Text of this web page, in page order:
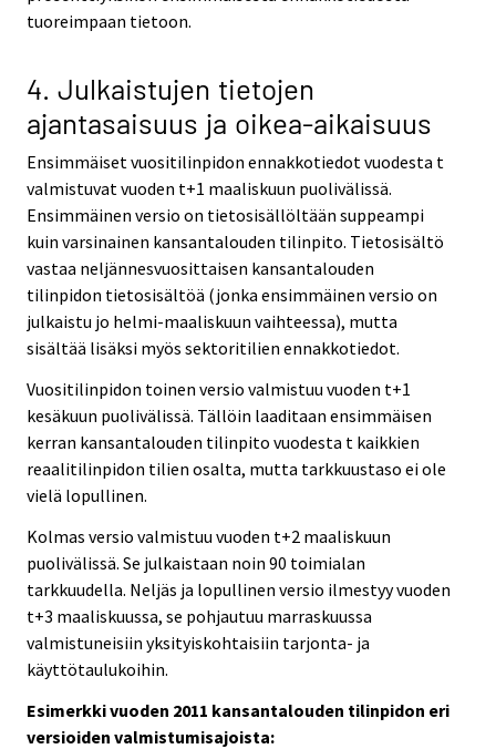
tuoreimpaan tietoon.
4. Julkaistujen tietojen
ajantasaisuus ja oikea-aikaisuus
Ensimmäiset vuositilinpidon ennakkotiedot vuodesta t
valmistuvat vuoden t+1 maaliskuun puolivälissä.
Ensimmäinen versio on tietosisällöltään suppeampi
kuin varsinainen kansantalouden tilinpito. Tietosisältö
vastaa neljännesvuosittaisen kansantalouden
tilinpidon tietosisältöä (jonka ensimmäinen versio on
julkaistu jo helmi-maaliskuun vaihteessa), mutta
sisältää lisäksi myös sektoritilien ennakkotiedot.
Vuositilinpidon toinen versio valmistuu vuoden t+1
kesäkuun puolivälissä. Tällöin laaditaan ensimmäisen
kerran kansantalouden tilinpito vuodesta t kaikkien
reaalitilinpidon tilien osalta, mutta tarkkuustaso ei ole
vielä lopullinen.
Kolmas versio valmistuu vuoden t+2 maaliskuun
puolivälissä. Se julkaistaan noin 90 toimialan
tarkkuudella. Neljäs ja lopullinen versio ilmestyy vuoden
t+3 maaliskuussa, se pohjautuu marraskuussa
valmistuneisiin yksityiskohtaisiin tarjonta- ja
käyttötaulukoihin.
Esimerkki vuoden 2011 kansantalouden tilinpidon eri
versioiden valmistumisajoista: